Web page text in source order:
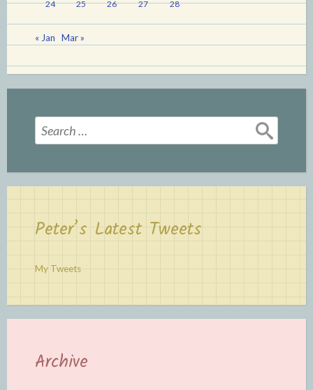
24 25 26 27 28
« Jan Mar »
Search
for:
Peter’s Latest Tweets
My Tweets
Archive